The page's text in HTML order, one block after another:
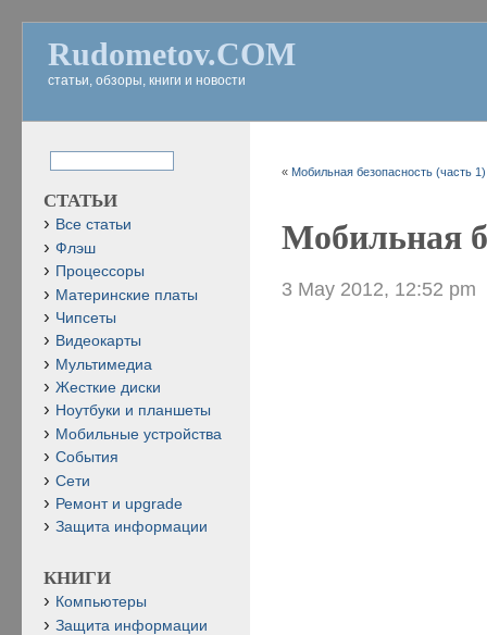
Rudometov.COM
статьи, обзоры, книги и новости
« Мобильная безопасность (часть 1)
Мобильная
3 May 2012, 12:52 pm
СТАТЬИ
Все статьи
Флэш
Процессоры
Материнские платы
Чипсеты
Видеокарты
Мультимедиа
Жесткие диски
Ноутбуки и планшеты
Мобильные устройства
События
Сети
Ремонт и upgrade
Защита информации
КНИГИ
Компьютеры
Защита информации